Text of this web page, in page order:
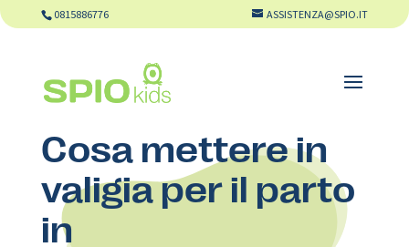
0815886776 ASSISTENZA@SPIO.IT
Cosa mettere in
valigia per il parto
in